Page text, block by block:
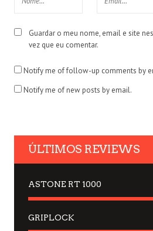
Guardar o meu nome, email e site
vez que eu comentar.
Notify me of follow-up comments by
Notify me of new posts by email.
ÚLTIMOS REVIEWS
ASTONE RT 1000
GRIPLOCK